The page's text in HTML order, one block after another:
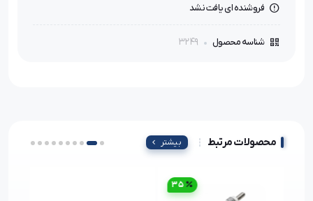
فروشنده ای یافت نشد
شناسه محصول 3249
محصولات مرتبط بیشتر
35